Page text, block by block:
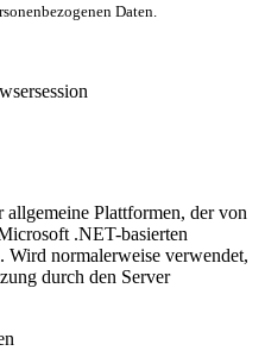
Daten.
allgemeine Plattformen, der von
.NET-basierten
Wird normalerweise verwendet,
durch den Server